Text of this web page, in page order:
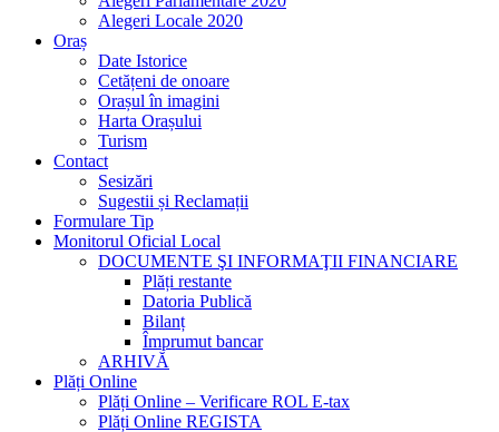
Alegeri Locale 2020
Oraș
Date Istorice
Cetățeni de onoare
Orașul în imagini
Harta Orașului
Turism
Contact
Sesizări
Sugestii și Reclamații
Formulare Tip
Monitorul Oficial Local
DOCUMENTE ŞI INFORMAŢII FINANCIARE
Plăți restante
Datoria Publică
Bilanț
Împrumut bancar
ARHIVĂ
Plăți Online
Plăți Online – Verificare ROL E-tax
Plăți Online REGISTA